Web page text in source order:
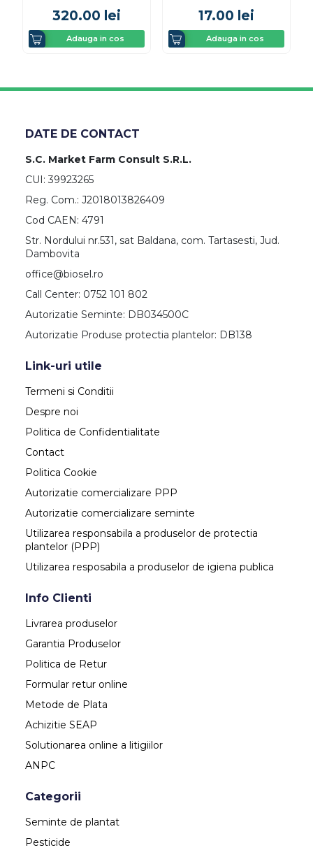
320.00 lei
Adauga in cos
17.00 lei
Adauga in cos
DATE DE CONTACT
S.C. Market Farm Consult S.R.L.
CUI: 39923265
Reg. Com.: J2018013826409
Cod CAEN: 4791
Str. Nordului nr.531, sat Baldana, com. Tartasesti, Jud.
Dambovita
office@biosel.ro
Call Center: 0752 101 802
Autorizatie Seminte: DB034500C
Autorizatie Produse protectia plantelor: DB138
Link-uri utile
Termeni si Conditii
Despre noi
Politica de Confidentialitate
Contact
Politica Cookie
Autorizatie comercializare PPP
Autorizatie comercializare seminte
Utilizarea responsabila a produselor de protectia
plantelor (PPP)
Utilizarea resposabila a produselor de igiena publica
Info Clienti
Livrarea produselor
Garantia Produselor
Politica de Retur
Formular retur online
Metode de Plata
Achizitie SEAP
Solutionarea online a litigiilor
ANPC
Categorii
Seminte de plantat
Pesticide